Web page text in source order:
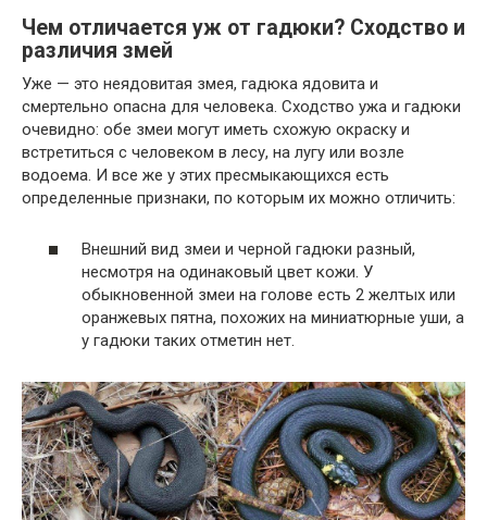
Чем отличается уж от гадюки? Сходство и
различия змей
Уже — это неядовитая змея, гадюка ядовита и
смертельно опасна для человека. Сходство ужа и гадюки
очевидно: обе змеи могут иметь схожую окраску и
встретиться с человеком в лесу, на лугу или возле
водоема. И все же у этих пресмыкающихся есть
определенные признаки, по которым их можно отличить:
Внешний вид змеи и черной гадюки разный,
несмотря на одинаковый цвет кожи. У
обыкновенной змеи на голове есть 2 желтых или
оранжевых пятна, похожих на миниатюрные уши, а
у гадюки таких отметин нет.